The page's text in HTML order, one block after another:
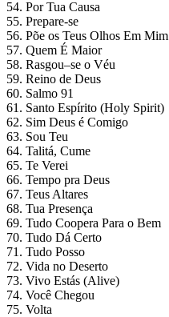
54. Por Tua Causa
55. Prepare-se
56. Põe os Teus Olhos Em Mim
57. Quem É Maior
58. Rasgou–se o Véu
59. Reino de Deus
60. Salmo 91
61. Santo Espírito (Holy Spirit)
62. Sim Deus é Comigo
63. Sou Teu
64. Talitá, Cume
65. Te Verei
66. Tempo pra Deus
67. Teus Altares
68. Tua Presença
69. Tudo Coopera Para o Bem
70. Tudo Dá Certo
71. Tudo Posso
72. Vida no Deserto
73. Vivo Estás (Alive)
74. Você Chegou
75. Volta